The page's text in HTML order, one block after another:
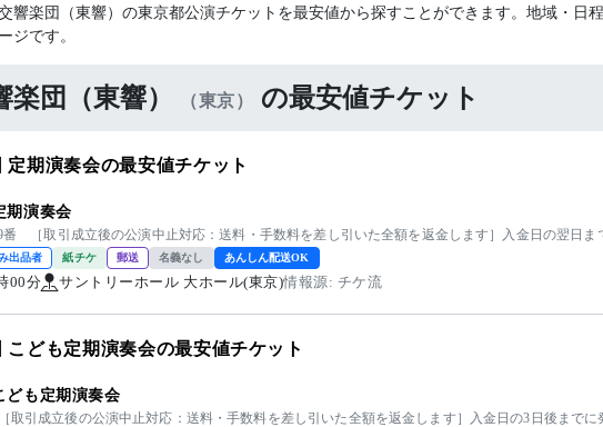
響楽団（東響）の東京都公演チケットを最安値から探すことができます。地域・日
ジです。
楽団（東響） （東京） の最安値チケット
定期演奏会の最安値チケット
期演奏会
番 ［取引成立後の公演中止対応：送料・手数料を差し引いた全額を返金します］入金日の翌日ま
出品者 紙チケ 郵送 名義なし あんしん配送OK
00分 サントリーホール 大ホール(東京)情報源: チケ流
こども定期演奏会の最安値チケット
ども定期演奏会
取引成立後の公演中止対応：送料・手数料を差し引いた全額を返金します］入金日の3日後までに